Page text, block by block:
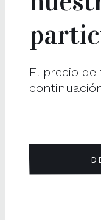
El precio